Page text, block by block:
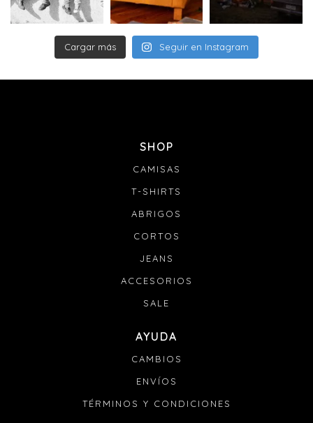
mayor de 18 años que se encuentre en tu domicilio,
presentando su documento.
Si no te encuentras en tu domicilio para recibir la
entrega de tu paquete, el transportista dejará una tarjeta
siguiente día hábil.
nuestras oficinas y te contactaremos para coordinar una
no realizarse el pago para el nuevo envío dentro de los
30 días siguientes, la marca se reserva el derecho de
Envianos un mail a info@denali.com.uy con el numero
de pedido y el numero de guía para que podamos
Cargar más Seguir en Instagram
SHOP
CAMISAS
T-SHIRTS
ABRIGOS
CORTOS
JEANS
ACCESORIOS
SALE
AYUDA
CAMBIOS
ENVÍOS
TÉRMINOS Y CONDICIONES